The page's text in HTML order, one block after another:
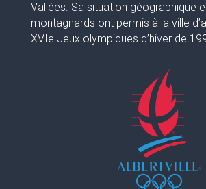
Vallées. Sa situation géographique
montagnards ont permis à la ville
XVIe Jeux olympiques d’hiver de